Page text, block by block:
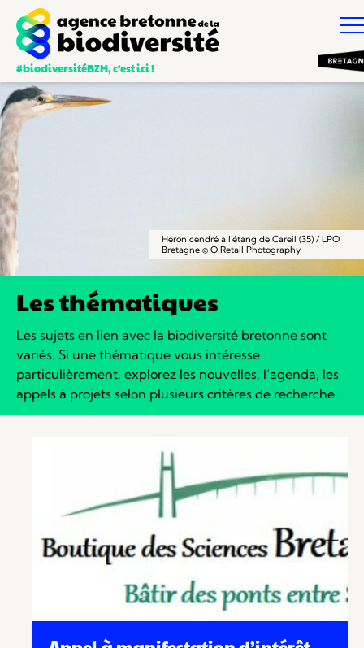
#biodiversitéBZH, c’est ici !
Héron cendré à l'étang de Careil (35) / LPO
Bretagne © O Retail Photography
Les thématiques
Les sujets en lien avec la biodiversité bretonne sont
variés. Si une thématique vous intéresse
particulièrement, explorez les nouvelles, l’agenda, les
appels à projets selon plusieurs critères de recherche.